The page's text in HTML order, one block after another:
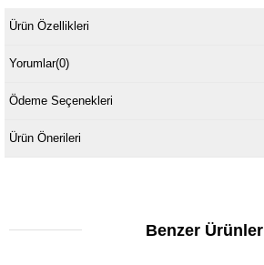
Ürün Özellikleri
Yorumlar(0)
Ödeme Seçenekleri
Ürün Önerileri
Benzer Ürünler